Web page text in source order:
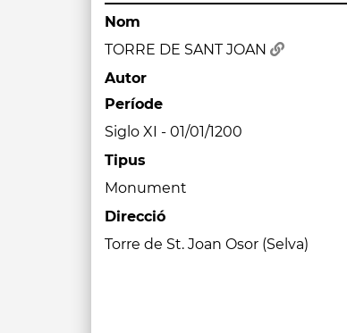
Nom
TORRE DE SANT JOAN
Autor
Període
Siglo XI - 01/01/1200
Tipus
Monument
Direcció
Torre de St. Joan Osor (Selva)